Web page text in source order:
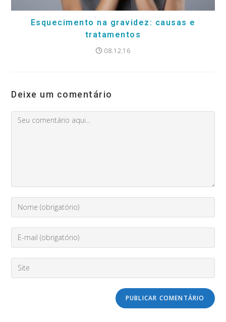
Esquecimento na gravidez: causas e
tratamentos
08.12.16
Deixe um comentário
Comment
seu
ou
nome
de
usuário
para
your
address
to